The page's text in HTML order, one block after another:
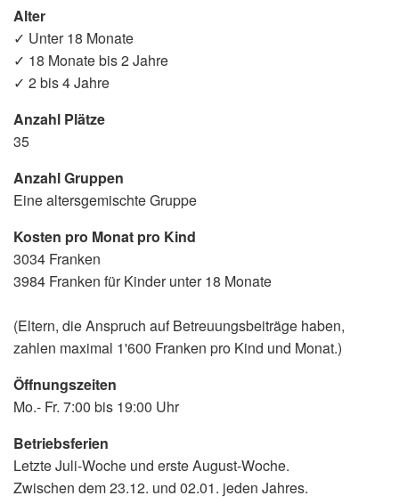
Alter
✓ Unter 18 Monate
✓ 18 Monate bis 2 Jahre
✓ 2 bis 4 Jahre
Anzahl Plätze
35
Anzahl Gruppen
Eine altersgemischte Gruppe
Kosten pro Monat pro Kind
3034 Franken
3984 Franken für Kinder unter 18 Monate
(Eltern, die Anspruch auf Betreuungsbeiträge haben,
zahlen maximal 1'600 Franken pro Kind und Monat.)
Öffnungszeiten
Mo.- Fr. 7:00 bis 19:00 Uhr
Betriebsferien
Letzte Juli-Woche und erste August-Woche.
Zwischen dem 23.12. und 02.01. jeden Jahres.